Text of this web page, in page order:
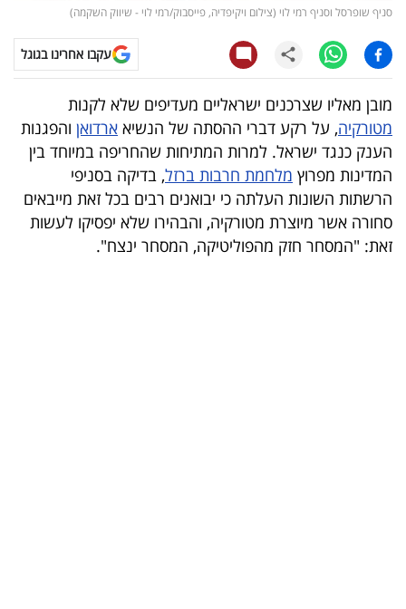
ויראלי
טלוויזיה
עסקי
ספורט
קריירה
ולימודים
מינויים
סניף שופרסל וסניף רמי לוי (צילום ויקיפדיה, פייסבוק/רמי לוי - שיווק השקמה)
עקבו אחרינו בגוגל
מובן מאליו שצרכנים ישראליים מעדיפים שלא לקנות
מטורקיה, על רקע דברי ההסתה של הנשיא ארדואן והפגנות
הענק כנגד ישראל. למרות המתיחות שהחריפה במיוחד בין
המדינות מפרוץ מלחמת חרבות ברזל, בדיקה בסניפי
הרשתות השונות העלתה כי יבואנים רבים בכל זאת מייבאים
סחורה אשר מיוצרת מטורקיה, והבהירו שלא יפסיקו לעשות
זאת: "המסחר חזק מהפוליטיקה, המסחר ינצח".